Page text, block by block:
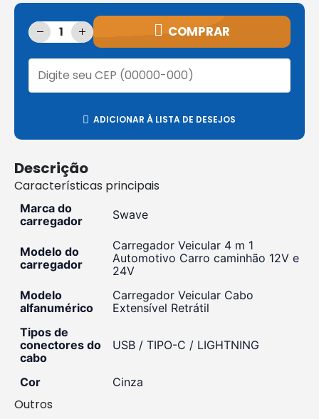
COMPRAR
ADICIONAR À LISTA DE DESEJOS
Descrição
Características principais
Marca do
carregador
Swave
Modelo do
carregador
Carregador Veicular 4 m 1
Automotivo Carro caminhão 12V e
24V
Modelo
alfanumérico
Carregador Veicular Cabo
Extensível Retrátil
Tipos de
conectores do
cabo
USB / TIPO-C / LIGHTNING
Cor Cinza
Outros